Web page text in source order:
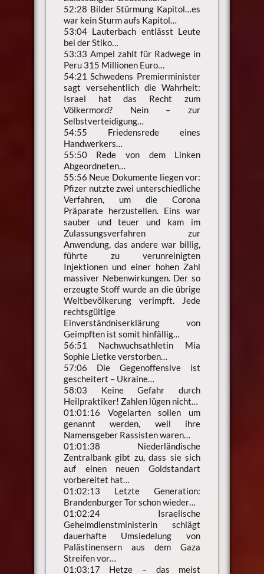
52:28 Bilder Stürmung Kapitol…es
war kein Sturm aufs Kapitol…
53:04 Lauterbach entlässt Leute
bei der Stiko…
53:33 Ampel zahlt für Radwege in
Peru 315 Millionen Euro…
54:21 Schwedens Premierminister
sagt versehentlich die Wahrheit:
Israel hat das Recht zum
Völkermord? Nein – zur
Selbstverteidigung…
54:55 Friedensrede eines
Handwerkers…
55:50 Rede von dem Linken
Abgeordneten…
55:56 Neue Dokumente liegen vor:
Pfizer nutzte zwei unterschiedliche
Verfahren, um die Corona
Präparate herzustellen. Eins war
sauber und teuer und kam im
Zulassungsverfahren zur
Anwendung, das andere war billig,
führte zu verunreinigten
Injektionen und einer hohen Zahl
massiver Nebenwirkungen. Der so
erzeugte Stoff wurde an die übrige
Weltbevölkerung verimpft. Jede
rechtsgültige
Einverständniserklärung von
Geimpften ist somit hinfällig…
56:51 Nachwuchsathletin Mia
Sophie Lietke verstorben…
57:06 Die Gegenoffensive ist
gescheitert – Ukraine…
58:03 Keine Gefahr durch
Heilpraktiker! Zahlen lügen nicht…
01:01:16 Vogelarten sollen um
genannt werden, weil ihre
Namensgeber Rassisten waren…
01:01:38 Niederländische
Zentralbank gibt zu, dass sie sich
auf einen neuen Goldstandart
vorbereitet hat…
01:02:13 Letzte Generation:
Brandenburger Tor schon wieder…
01:02:24 Israelische
Geheimdienstministerin schlägt
dauerhafte Umsiedelung von
Palästinensern aus dem Gaza
Streifen vor…
01:03:17 Hetze – das meist